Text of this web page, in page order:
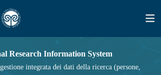
Research Information System
integrata dei dati della ricerca (persone,